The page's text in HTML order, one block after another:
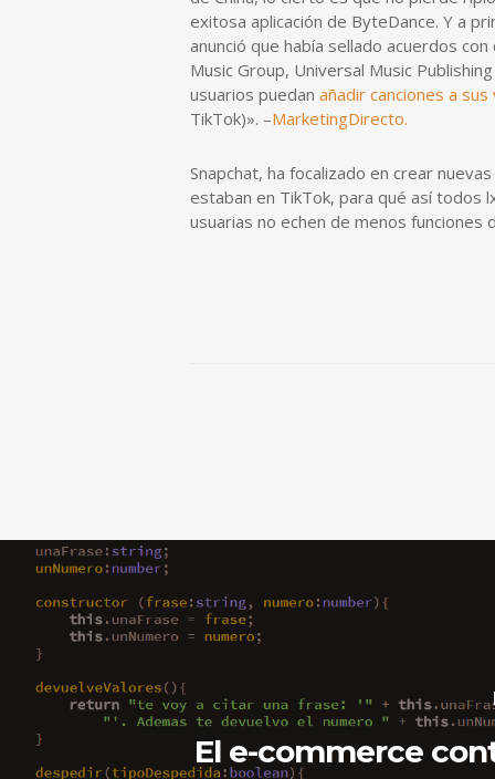
exitosa aplicación de ByteDance. Y a
anunció que había sellado acuerdos
Music Group, Universal Music
usuarios puedanañadir canciones a
TikTok)». –MarketingDirecto.
Snapchat, ha focalizado en crear
estaban en TikTok, para qué así todos
usuarias no echen de menos funciones
El e-commerce